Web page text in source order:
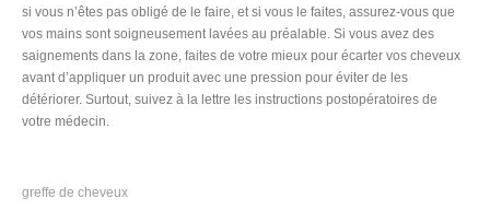
si vous n’êtes pas obligé de le faire, et si vous le faites, assurez-vous que
vos mains sont soigneusement lavées au préalable. Si vous avez des
saignements dans la zone, faites de votre mieux pour écarter vos cheveux
avant d’appliquer un produit avec une pression pour éviter de les
détériorer. Surtout, suivez à la lettre les instructions postopératoires de
votre médecin.
greffe de cheveux